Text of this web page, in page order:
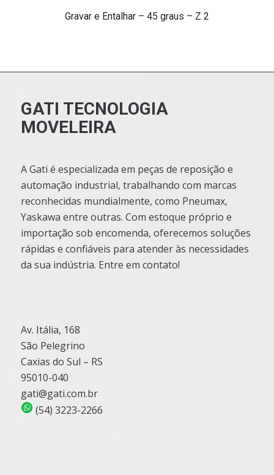
Gravar e Entalhar – 45 graus – Z 2
GATI TECNOLOGIA
MOVELEIRA
A Gati é especializada em peças de reposição e
automação industrial, trabalhando com marcas
reconhecidas mundialmente, como Pneumax,
Yaskawa entre outras. Com estoque próprio e
importação sob encomenda, oferecemos soluções
rápidas e confiáveis para atender às necessidades
da sua indústria. Entre em contato!
Av. Itália, 168
São Pelegrino
Caxias do Sul – RS
95010-040
gati@gati.com.br
(54) 3223-2266